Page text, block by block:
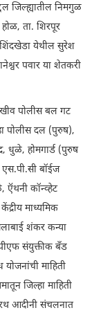
जिल्ह्यातील निमगुळ
ता. शिरपूर
शिंदखेडा येथील सुरेश
पवार या शेतकरी
पोलीस बल गट
पोलीस दल (पुरुष),
धुळे, होमगार्ड (पुरुष
एस.पी.सी बॉईज
ऍथनी कॉन्व्हेट
माध्यमिक
शंकर कन्या
संयुक्तीक बँड
माहिती
जिल्हा माहिती
आदीनी संचलनात